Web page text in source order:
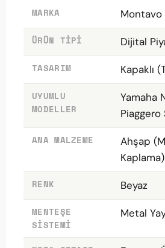
MARKA
Montavo
ÜRÜN TIPI Dijital
TASARIM Kapaklı
UYUMLU
MODELLER
Yamaha
Piaggero
ANA MALZEME
Ahşap
Kaplama)
RENK Beyaz
MENTEŞE
SISTEMI
Metal